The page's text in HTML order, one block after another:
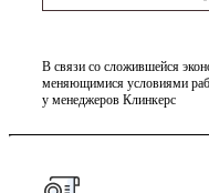
В связи со сложившейся
меняющимися условиями
у менеджеров Клинкерс